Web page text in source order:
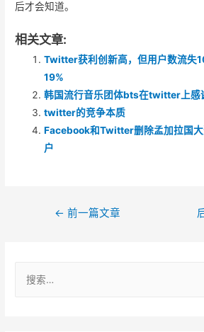
后才会知道。
相关文章:
Twitter获利创新高，但用户数流失
19%
韩国流行音乐团体bts在twitter上感
twitter的竞争本质
Facebook和Twitter删除孟加拉国
户
航
← 前一篇文章